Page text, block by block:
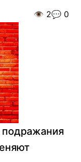
👁️ 2💬 0
подражания